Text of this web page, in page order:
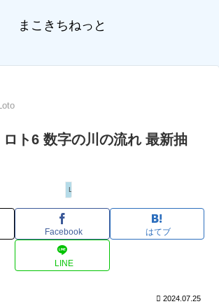
まこきちねっと
ト6 数字の川の流れ 最新抽
Loto
Facebook はてブ
LINE
2024.07.25